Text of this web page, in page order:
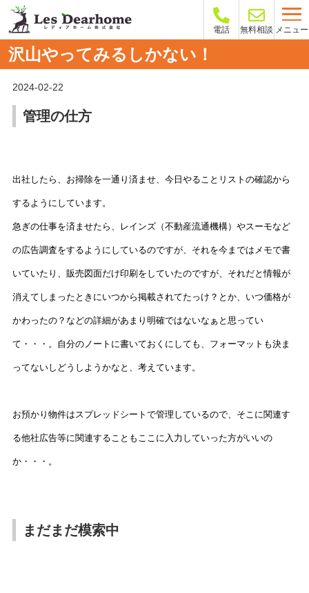
電話 無料相談 メニュー
沢山やってみるしかない！
2024-02-22
管理の仕方
出社したら、お掃除を一通り済ませ、今日やることリストの確認から
するようにしています。
急ぎの仕事を済ませたら、レインズ（不動産流通機構）やスーモなど
の広告調査をするようにしているのですが、それを今まではメモで書
いていたり、販売図面だけ印刷をしていたのですが、それだと情報が
消えてしまったときにいつから掲載されてたっけ？とか、いつ価格が
かわったの？などの詳細があまり明確ではないなぁと思ってい
て・・・。自分のノートに書いておくにしても、フォーマットも決ま
ってないしどうしようかなと、考えています。
お預かり物件はスプレッドシートで管理しているので、そこに関連す
る他社広告等に関連することもここに入力していった方がいいの
か・・・。
まだまだ模索中